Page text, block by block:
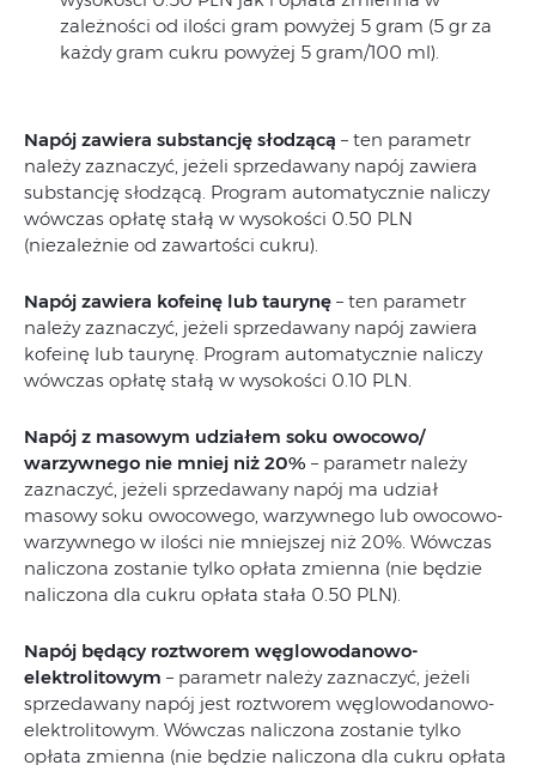
zależności od ilości gram powyżej 5 gram (5 gr za
każdy gram cukru powyżej 5 gram/100 ml).
Napój zawiera substancję słodzącą – ten parametr
należy zaznaczyć, jeżeli sprzedawany napój zawiera
substancję słodzącą. Program automatycznie naliczy
wówczas opłatę stałą w wysokości 0.50 PLN
(niezależnie od zawartości cukru).
Napój zawiera kofeinę lub taurynę – ten parametr
należy zaznaczyć, jeżeli sprzedawany napój zawiera
kofeinę lub taurynę. Program automatycznie naliczy
wówczas opłatę stałą w wysokości 0.10 PLN.
Napój z masowym udziałem soku owocowo/
warzywnego nie mniej niż 20% – parametr należy
zaznaczyć, jeżeli sprzedawany napój ma udział
masowy soku owocowego, warzywnego lub owocowo-
warzywnego w ilości nie mniejszej niż 20%. Wówczas
naliczona zostanie tylko opłata zmienna (nie będzie
naliczona dla cukru opłata stała 0.50 PLN).
Napój będący roztworem węglowodanowo-
elektrolitowym – parametr należy zaznaczyć, jeżeli
sprzedawany napój jest roztworem węglowodanowo-
elektrolitowym. Wówczas naliczona zostanie tylko
opłata zmienna (nie będzie naliczona dla cukru opłata